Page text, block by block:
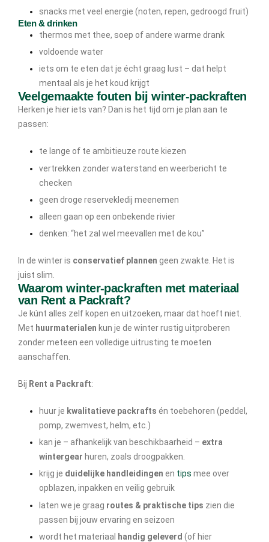
snacks met veel energie (noten, repen, gedroogd fruit)
Eten & drinken
thermos met thee, soep of andere warme drank
voldoende water
iets om te eten dat je écht graag lust – dat helpt
mentaal als je het koud krijgt
Veelgemaakte fouten bij winter-packraften
Herken je hier iets van? Dan is het tijd om je plan aan te
passen:
te lange of te ambitieuze route kiezen
vertrekken zonder waterstand en weerbericht te
checken
geen droge reservekledij meenemen
alleen gaan op een onbekende rivier
denken: “het zal wel meevallen met de kou”
In de winter is conservatief plannen geen zwakte. Het is
juist slim.
Waarom winter-packraften met materiaal
van Rent a Packraft?
Je kúnt alles zelf kopen en uitzoeken, maar dat hoeft niet.
Met huurmaterialen kun je de winter rustig uitproberen
zonder meteen een volledige uitrusting te moeten
aanschaffen.
Bij Rent a Packraft:
huur je kwalitatieve packrafts én toebehoren (peddel,
pomp, zwemvest, helm, etc.)
kan je – afhankelijk van beschikbaarheid – extra
wintergear huren, zoals droogpakken.
krijg je duidelijke handleidingen en tips mee over
opblazen, inpakken en veilig gebruik
laten we je graag routes & praktische tips zien die
passen bij jouw ervaring en seizoen
wordt het materiaal
handig geleverd (of hier